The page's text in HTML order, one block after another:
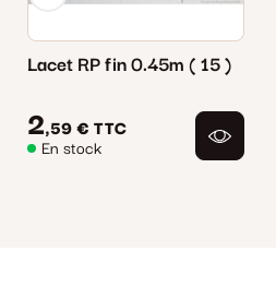
Lacet RP fin 0.45m ( 15 )
2,59 € TTC
En stock